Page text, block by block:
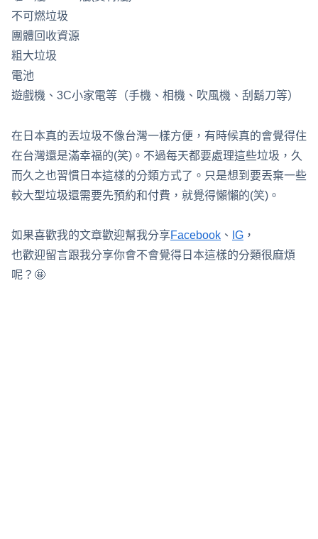
不可燃垃圾
團體回收資源
粗大垃圾
電池
遊戲機、3C小家電等（手機、相機、吹風機、刮鬍刀等）
在日本真的丟垃圾不像台灣一樣方便，有時候真的會覺得住
在台灣還是滿幸福的(笑)。不過每天都要處理這些垃圾，久
而久之也習慣日本這樣的分類方式了。只是想到要丟棄一些
較大型垃圾還需要先預約和付費，就覺得懶懶的(笑)。
如果喜歡我的文章歡迎幫我分享Facebook 、 IG ，
也歡迎留言跟我分享你會不會覺得日本這樣的分類很麻煩
呢？🤩